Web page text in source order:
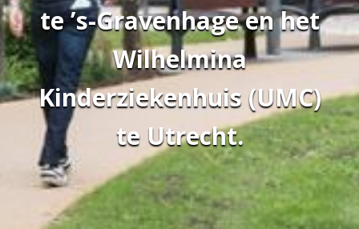
te ’s-Gravenhage en het
Wilhelmina
Kinderziekenhuis (UMC)
te Utrecht.